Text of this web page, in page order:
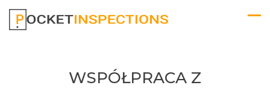
WSPÓŁPRACA Z